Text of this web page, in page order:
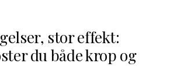
stor effekt:
du både krop og